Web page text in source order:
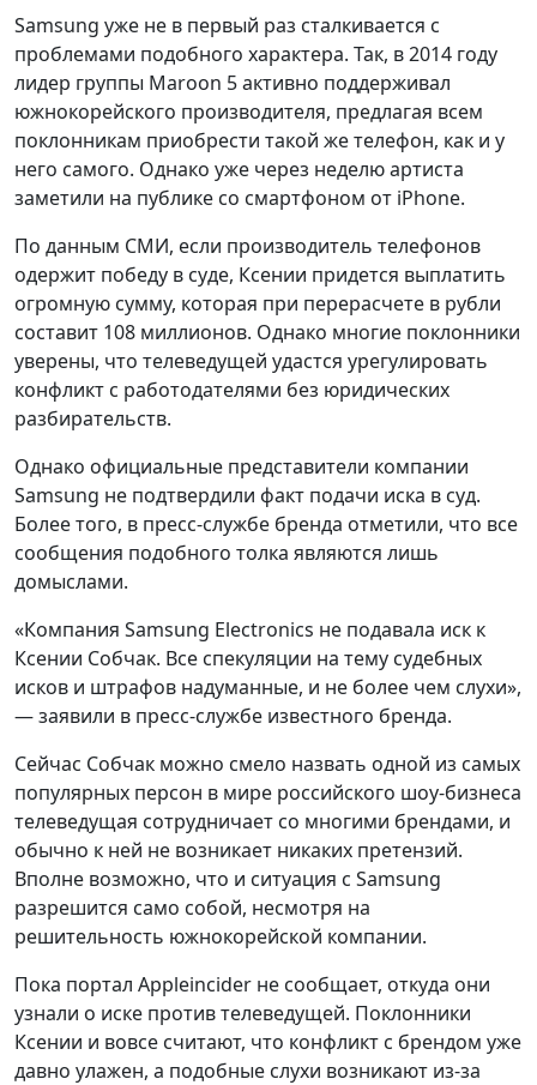
Samsung уже не в первый раз сталкивается с
проблемами подобного характера. Так, в 2014 году
лидер группы Maroon 5 активно поддерживал
южнокорейского производителя, предлагая всем
поклонникам приобрести такой же телефон, как и у
него самого. Однако уже через неделю артиста
заметили на публике со смартфоном от iPhone.
По данным СМИ, если производитель телефонов
одержит победу в суде, Ксении придется выплатить
огромную сумму, которая при перерасчете в рубли
составит 108 миллионов. Однако многие поклонники
уверены, что телеведущей удастся урегулировать
конфликт с работодателями без юридических
разбирательств.
Однако официальные представители компании
Samsung не подтвердили факт подачи иска в суд.
Более того, в пресс-службе бренда отметили, что все
сообщения подобного толка являются лишь
домыслами.
«Компания Samsung Electronics не подавала иск к
Ксении Собчак. Все спекуляции на тему судебных
исков и штрафов надуманные, и не более чем слухи»,
— заявили в пресс-службе известного бренда.
Сейчас Собчак можно смело назвать одной из самых
популярных персон в мире российского шоу-бизнеса
телеведущая сотрудничает со многими брендами, и
обычно к ней не возникает никаких претензий.
Вполне возможно, что и ситуация с Samsung
разрешится само собой, несмотря на
решительность южнокорейской компании.
Пока портал Appleincider не сообщает, откуда они
узнали о иске против телеведущей. Поклонники
Ксении и вовсе считают, что конфликт с брендом уже
давно улажен, а подобные слухи возникают из-за